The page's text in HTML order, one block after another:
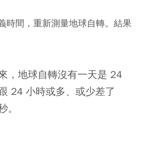
時間，重新測量地球自轉。結果
，地球自轉沒有一天是 24
24 小時或多、或少差了
。